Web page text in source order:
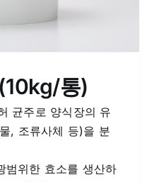
통)
균주로 양식장의 유
, 조류사체 등)을 분
범위한 효소를 생산하